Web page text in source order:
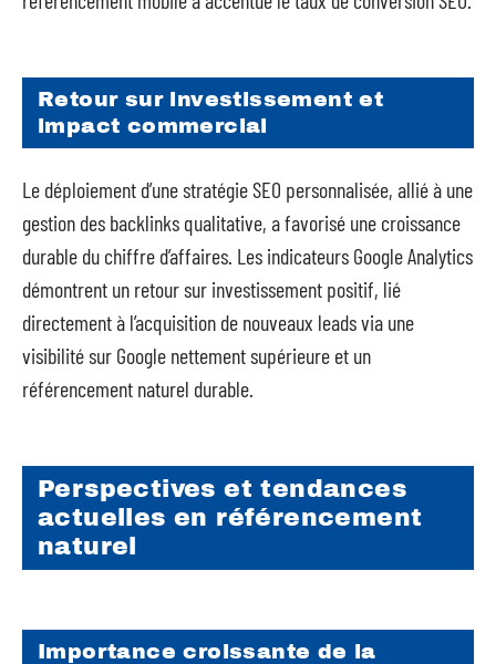
Retour sur investissement et
impact commercial
Le déploiement d’une stratégie SEO personnalisée, allié à une
gestion des backlinks qualitative, a favorisé une croissance
durable du chiffre d’affaires. Les indicateurs Google Analytics
démontrent un retour sur investissement positif, lié
directement à l’acquisition de nouveaux leads via une
visibilité sur Google nettement supérieure et un
référencement naturel durable.
Perspectives et tendances
actuelles en référencement
naturel
Importance croissante de la